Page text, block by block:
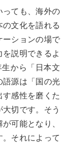
ても、海外の
文化を語れる
ションの場で
説明できるよ
から「日本文
源は「国の光
感性を磨くた
切です。そう
可能となり、
それによって